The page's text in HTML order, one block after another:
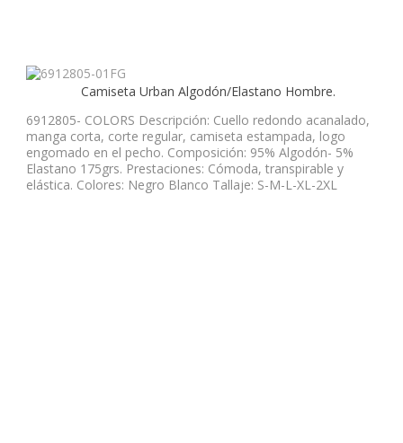
Camiseta Urban Algodón/Elastano Hombre.
6912805- COLORS Descripción: Cuello redondo acanalado,
manga corta, corte regular, camiseta estampada, logo
engomado en el pecho. Composición: 95% Algodón- 5%
Elastano 175grs. Prestaciones: Cómoda, transpirable y
elástica. Colores: Negro Blanco Tallaje: S-M-L-XL-2XL